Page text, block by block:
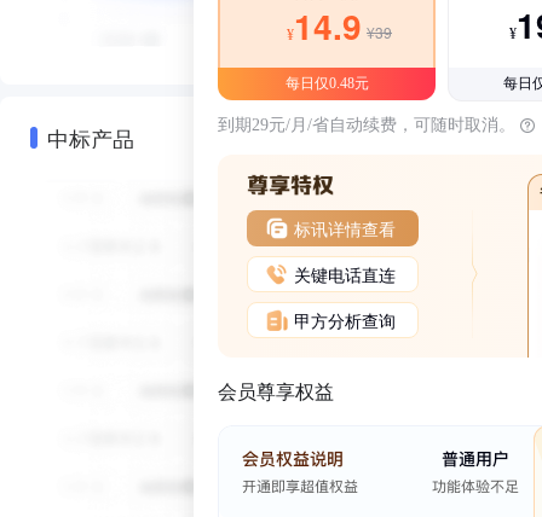
中标产品
¥14.9 ¥39
每日仅0.48元
¥
每日
到期29元/月/省自动续费，可随时取消。
标讯详情查看
关键电话直连
甲方分析查询
会员尊享权益